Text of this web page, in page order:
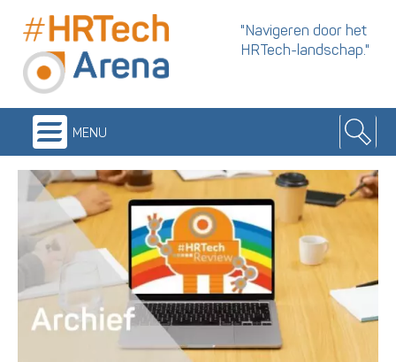
"Navigeren door het
HRTech-landschap."
menu